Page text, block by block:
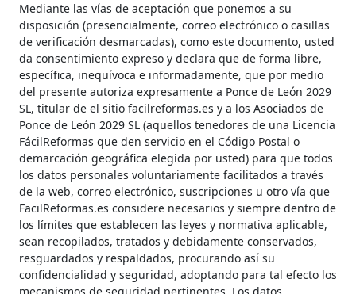
Mediante las vías de aceptación que ponemos a su
disposición (presencialmente, correo electrónico o casillas
de verificación desmarcadas), como este documento, usted
da consentimiento expreso y declara que de forma libre,
específica, inequívoca e informadamente, que por medio
del presente autoriza expresamente a Ponce de León 2029
SL, titular de el sitio facilreformas.es y a los Asociados de
Ponce de León 2029 SL (aquellos tenedores de una Licencia
FácilReformas que den servicio en el Código Postal o
demarcación geográfica elegida por usted) para que todos
los datos personales voluntariamente facilitados a través
de la web, correo electrónico, suscripciones u otro vía que
FacilReformas.es considere necesarios y siempre dentro de
los límites que establecen las leyes y normativa aplicable,
sean recopilados, tratados y debidamente conservados,
resguardados y respaldados, procurando así su
confidencialidad y seguridad, adoptando para tal efecto los